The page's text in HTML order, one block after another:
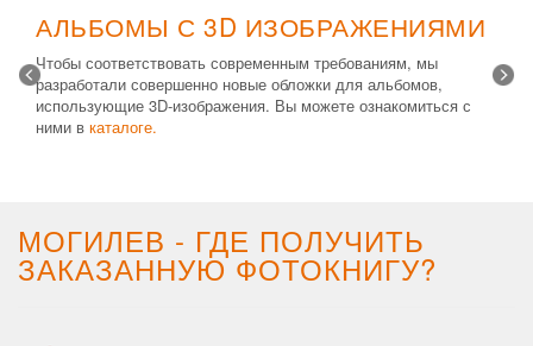
АЛЬБОМЫ С 3D ИЗОБРАЖЕНИЯМИ
Чтобы соответствовать современным требованиям, мы
разработали совершенно новые обложки для альбомов,
использующие 3D-изображения. Вы можете ознакомиться с
ними в каталоге.
МОГИЛЕВ - ГДЕ ПОЛУЧИТЬ
ЗАКАЗАННУЮ ФОТОКНИГУ?